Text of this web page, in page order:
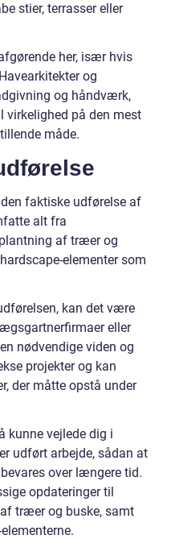
stier, terrasser eller
her, især hvis
og
og håndværk,
virkelighed på den mest
måde.
faktiske udførelse af
alt fra
af træer og
elementer som
kan det være
eller
nødvendige viden og
projekter og kan
der måtte opstå under
kunne vejlede dig i
udført arbejde, sådan at
over længere tid.
opdateringer til
træer og buske, samt